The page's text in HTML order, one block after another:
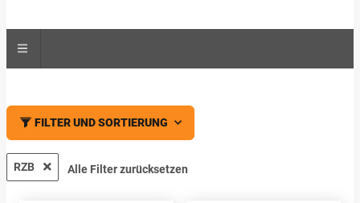
FILTER UND SORTIERUNG
RZB Alle Filter zurücksetzen